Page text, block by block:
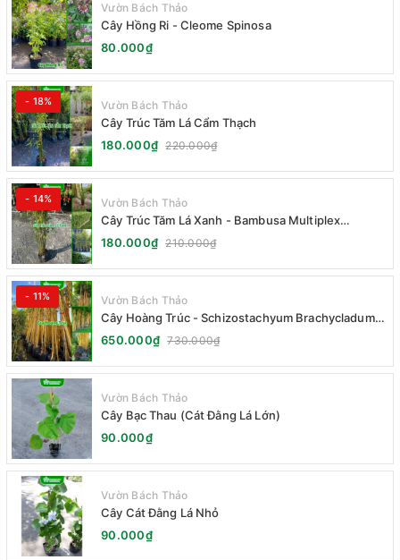
Vườn Bách Thảo
Cây Hồng Ri - Cleome Spinosa
80.000₫
- 18% Vườn Bách Thảo
Cây Trúc Tăm Lá Cẩm Thạch
180.000₫ 220.000₫
- 14% Vườn Bách Thảo
Cây Trúc Tăm Lá Xanh - Bambusa Multiplex
Fernleaf
180.000₫ 210.000₫
- 11% Vườn Bách Thảo
Cây Hoàng Trúc - Schizostachyum Brachycladum
Yello
650.000₫ 730.000₫
Vườn Bách Thảo
Cây Bạc Thau (Cát Đằng Lá Lớn)
90.000₫
Vườn Bách Thảo
Cây Cát Đằng Lá Nhỏ
90.000₫